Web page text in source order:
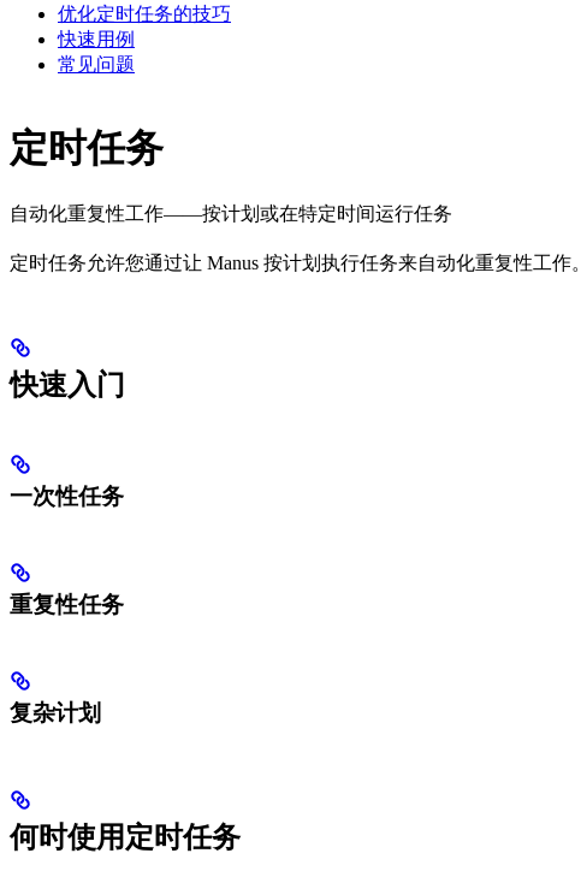
优化定时任务的技巧
快速用例
常见问题
定时任务
自动化重复性工作——按计划或在特定时间运行任务
定时任务允许您通过让 Manus 按计划执行任务来自动化重复性工
快速入门
一次性任务
重复性任务
复杂计划
何时使用定时任务